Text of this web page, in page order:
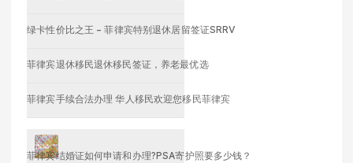
绿卡性价比之王 – 菲律宾特别退休居留签证SRRV
菲律宾退休移民退休移民签证，养老最优选
菲律宾手续合法办理 华人移民欢迎您移民菲律宾
菲律宾结婚证如何申请和办理?PSA寄护照要多少钱？